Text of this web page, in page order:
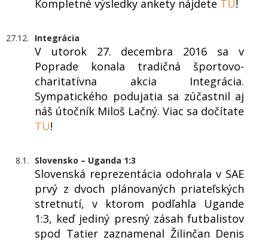
Kompletné výsledky ankety nájdete TU!
27.12. Integrácia
V utorok 27. decembra 2016 sa v
Poprade konala tradičná športovo-
charitatívna akcia Integrácia.
Sympatického podujatia sa zúčastnil aj
náš útočník Miloš Lačný. Viac sa dočítate
TU!
8.1. Slovensko – Uganda 1:3
Slovenská reprezentácia odohrala v SAE
prvý z dvoch plánovaných priateľských
stretnutí, v ktorom podľahla Ugande
1:3, keď jediný presný zásah futbalistov
spod Tatier zaznamenal Žilinčan Denis